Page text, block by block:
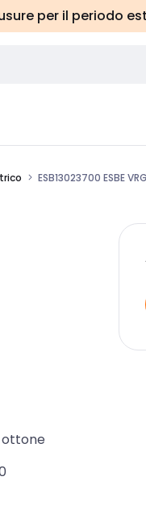
per il periodo
ESB13023700 ESBE
ottone